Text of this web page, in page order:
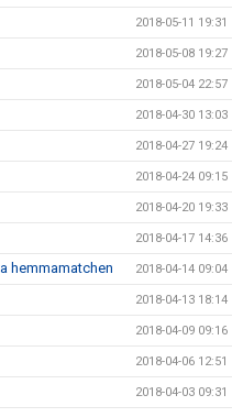
2018-05-11 19:31
2018-05-08 19:27
2018-05-04 22:57
2018-04-30 13:03
2018-04-27 19:24
2018-04-24 09:15
2018-04-20 19:33
2018-04-17 14:36
hemmamatchen 2018-04-14 09:04
2018-04-13 18:14
2018-04-09 09:16
2018-04-06 12:51
2018-04-03 09:31